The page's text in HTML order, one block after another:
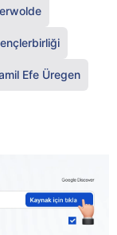
Efe Üregen